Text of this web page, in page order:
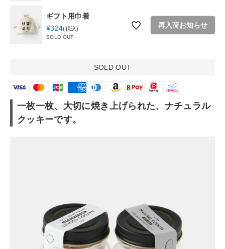
ギフト用巾着
¥324 税込
SOLD OUT
再入荷お知らせ
SOLD OUT
一枚一枚、大切に焼き上げられた、ナチュラル
クッキーです。